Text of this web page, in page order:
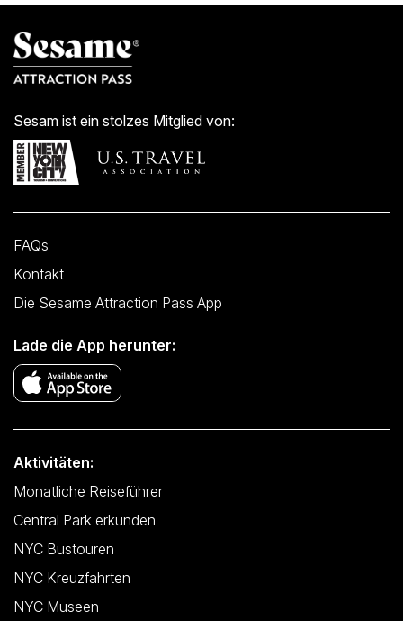
Sesam ist ein stolzes Mitglied von:
FAQs
Kontakt
Die Sesame Attraction Pass App
Lade die App herunter:
Aktivitäten:
Monatliche Reiseführer
Central Park erkunden
NYC Bustouren
NYC Kreuzfahrten
NYC Museen